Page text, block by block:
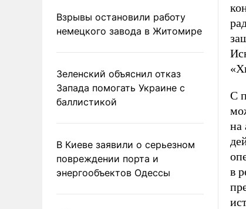
Взрывы остановили работу
немецкого завода в Житомире
Зеленский объяснил отказ
Запада помогать Украине с
баллистикой
В Киеве заявили о серьезном
повреждении порта и
энергообъектов Одессы
С
на
в